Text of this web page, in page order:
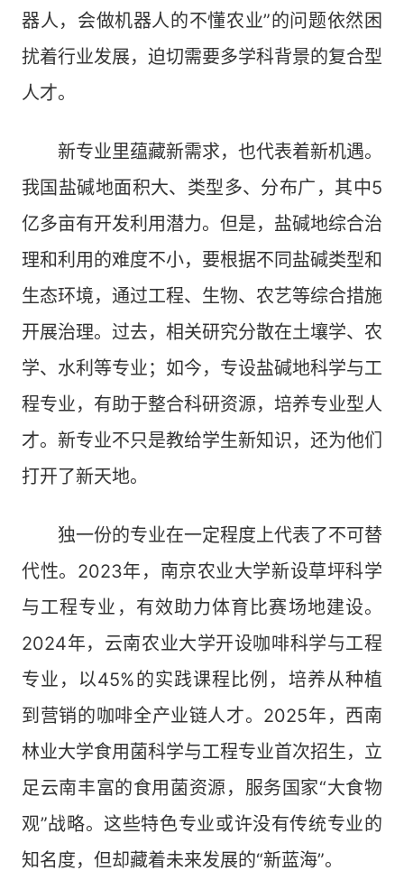
器人，会做机器人的不懂农业”的问题依然困
扰着行业发展，迫切需要多学科背景的复合型
人才。
新专业里蕴藏新需求，也代表着新机遇。
我国盐碱地面积大、类型多、分布广，其中5
亿多亩有开发利用潜力。但是，盐碱地综合治
理和利用的难度不小，要根据不同盐碱类型和
生态环境，通过工程、生物、农艺等综合措施
开展治理。过去，相关研究分散在土壤学、农
学、水利等专业；如今，专设盐碱地科学与工
程专业，有助于整合科研资源，培养专业型人
才。新专业不只是教给学生新知识，还为他们
打开了新天地。
独一份的专业在一定程度上代表了不可替
代性。2023年，南京农业大学新设草坪科学
与工程专业，有效助力体育比赛场地建设。
2024年，云南农业大学开设咖啡科学与工程
专业，以45%的实践课程比例，培养从种植
到营销的咖啡全产业链人才。2025年，西南
林业大学食用菌科学与工程专业首次招生，立
足云南丰富的食用菌资源，服务国家“大食物
观”战略。这些特色专业或许没有传统专业的
知名度，但却藏着未来发展的“新蓝海”。